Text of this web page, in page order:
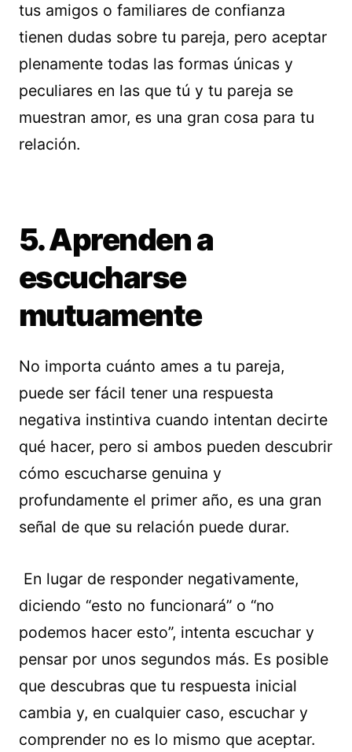
tus amigos o familiares de confianza
tienen dudas sobre tu pareja, pero aceptar
plenamente todas las formas únicas y
peculiares en las que tú y tu pareja se
muestran amor, es una gran cosa para tu
relación.
5. Aprenden a
escucharse
mutuamente
No importa cuánto ames a tu pareja,
puede ser fácil tener una respuesta
negativa instintiva cuando intentan decirte
qué hacer, pero si ambos pueden descubrir
cómo escucharse genuina y
profundamente el primer año, es una gran
señal de que su relación puede durar.
En lugar de responder negativamente,
diciendo “esto no funcionará” o “no
podemos hacer esto”, intenta escuchar y
pensar por unos segundos más. Es posible
que descubras que tu respuesta inicial
cambia y, en cualquier caso, escuchar y
comprender no es lo mismo que aceptar.